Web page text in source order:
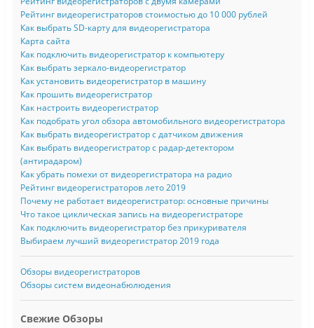
Рейтинг видеорегистраторов стоимостью до 10 000 рублей
Как выбрать SD-карту для видеорегистратора
Карта сайта
Как подключить видеорегистратор к компьютеру
Как выбрать зеркало-видеорегистратор
Как установить видеорегистратор в машину
Как прошить видеорегистратор
Как настроить видеорегистратор
Как подобрать угол обзора автомобильного видеорегистратора
Как выбрать видеорегистратор с датчиком движения
Как выбрать видеорегистратор с радар-детектором
(антирадаром)
Как убрать помехи от видеорегистратора на радио
Рейтинг видеорегистраторов лето 2019
Почему не работает видеорегистратор: основные причины
Что такое циклическая запись на видеорегистраторе
Как подключить видеорегистратор без прикуривателя
Выбираем лучший видеорегистратор 2019 года
Обзоры видеорегистраторов
Обзоры систем видеонабюлюдения
Свежие Обзоры